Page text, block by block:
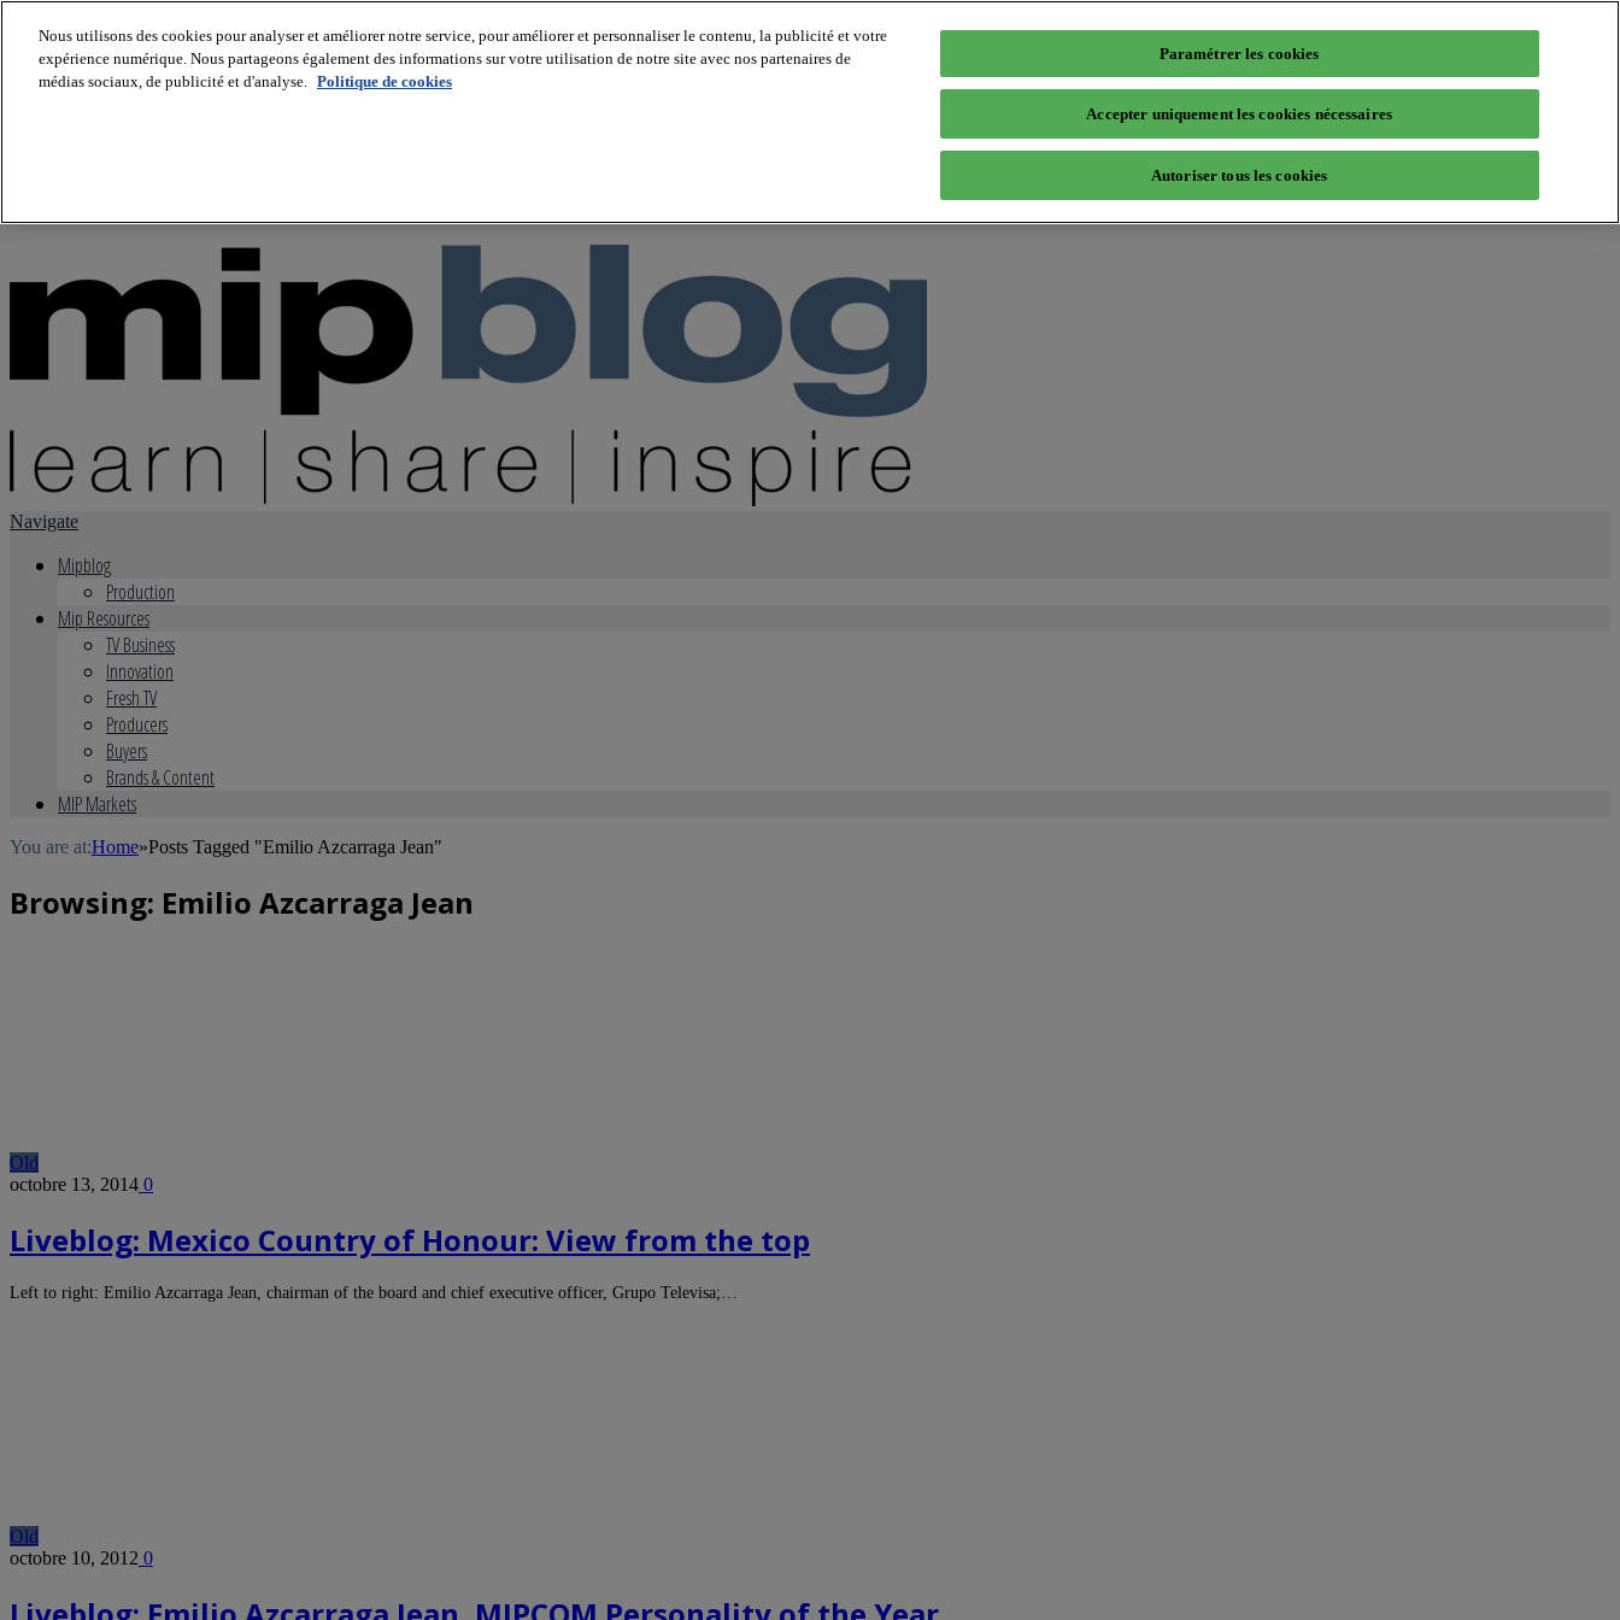
About us
Navigate
Mipblog
Production
Mip Resources
TV Business
Innovation
Fresh TV
Producers
Buyers
Brands & Content
MIP Markets
You are at:Home»Posts Tagged "Emilio Azcarraga Jean"
Browsing: Emilio Azcarraga Jean
Old
octobre 13, 2014 0
Liveblog: Mexico Country of Honour: View from the top
Left to right: Emilio Azcarraga Jean, chairman of the board and chief executive officer, Grupo Televisa;…
Old
octobre 10, 2012 0
Nous utilisons des cookies pour analyser et améliorer notre service, pour améliorer et personnaliser le contenu, la publicité et votre
expérience numérique. Nous partageons également des informations sur votre utilisation de notre site avec nos partenaires de
médias sociaux, de publicité et d'analyse. Politique de cookies
Paramétrer les cookies
Accepter uniquement les cookies nécessaires
Autoriser tous les cookies